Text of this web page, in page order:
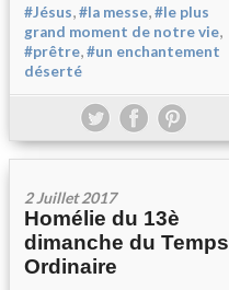
#Jésus,#la messe,#le plus
grand moment de notre vie,
#prêtre,#un enchantement
déserté
2 Juillet 2017
Homélie du 13è
dimanche du Temps
Ordinaire